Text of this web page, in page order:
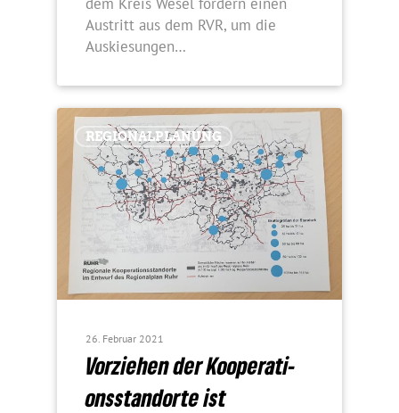
Austritt aus dem RVR, um die
Auskiesungen…
REGIONALPLANUNG
26. Februar 2021
Vorziehen der Koope­ra­ti­
ons­stand­orte ist